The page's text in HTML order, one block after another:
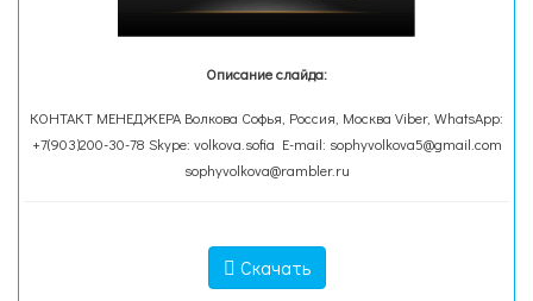
Описание слайда:
КОНТАКТ МЕНЕДЖЕРА Волкова Софья, Россия, Москва Viber, WhatsApp:
+7(903)200-30-78 Skype: volkova.sofia E-mail: sophyvolkova5@gmail.com
sophyvolkova@rambler.ru
Скачать